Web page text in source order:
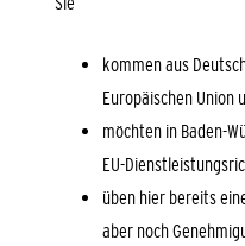
kommen aus
Europäischen Union
möchten in Baden-
EU-
üben hier bereits
aber noch